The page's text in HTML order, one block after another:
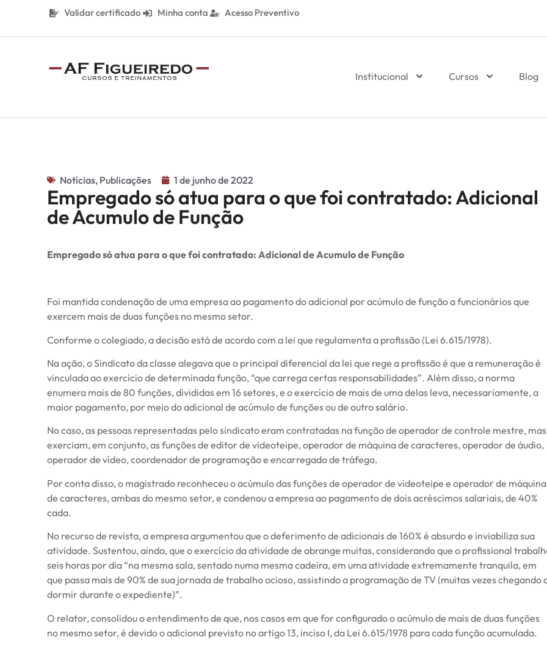
Validar certificado Minha conta Acesso Preventivo
Institucional Cursos Blog
Notícias, Publicações 1 de junho de 2022
Empregado só atua para o que foi contratado: Adicional
de Acumulo de Função
Empregado só atua para o que foi contratado: Adicional de Acumulo de Função
Foi mantida condenação de uma empresa ao pagamento do adicional por acúmulo de função a funcionários que
exercem mais de duas funções no mesmo setor.
Conforme o colegiado, a decisão está de acordo com a lei que regulamenta a profissão (Lei 6.615/1978).
Na ação, o Sindicato da classe alegava que o principal diferencial da lei que rege a profissão é que a remuneração é
vinculada ao exercício de determinada função, “que carrega certas responsabilidades”. Além disso, a norma
enumera mais de 80 funções, divididas em 16 setores, e o exercício de mais de uma delas leva, necessariamente, a
maior pagamento, por meio do adicional de acúmulo de funções ou de outro salário.
No caso, as pessoas representadas pelo sindicato eram contratadas na função de operador de controle mestre, mas
exerciam, em conjunto, as funções de editor de videoteipe, operador de máquina de caracteres, operador de áudio,
operador de vídeo, coordenador de programação e encarregado de tráfego.
Por conta disso, o magistrado reconheceu o acúmulo das funções de operador de videoteipe e operador de máquina
de caracteres, ambas do mesmo setor, e condenou a empresa ao pagamento de dois acréscimos salariais, de 40%
cada.
No recurso de revista, a empresa argumentou que o deferimento de adicionais de 160% é absurdo e inviabiliza sua
atividade. Sustentou, ainda, que o exercício da atividade de abrange muitas, considerando que o profissional
seis horas por dia “na mesma sala, sentado numa mesma cadeira, em uma atividade extremamente tranquila, em
que passa mais de 90% de sua jornada de trabalho ocioso, assistindo a programação de TV (muitas vezes chegando
dormir durante o expediente)”.
O relator, consolidou o entendimento de que, nos casos em que for configurado o acúmulo de mais de duas funções
no mesmo setor, é devido o adicional previsto no artigo 13, inciso I, da Lei 6.615/1978 para cada função acumulada.